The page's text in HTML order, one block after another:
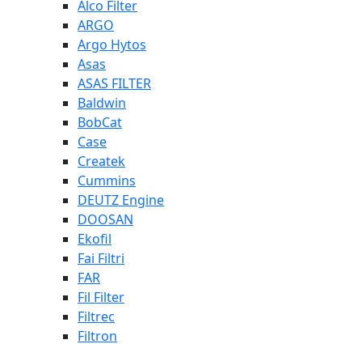
Alco Filter
ARGO
Argo Hytos
Asas
ASAS FILTER
Baldwin
BobCat
Case
Createk
Cummins
DEUTZ Engine
DOOSAN
Ekofil
Fai Filtri
FAR
Fil Filter
Filtrec
Filtron